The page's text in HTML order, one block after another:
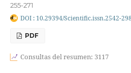
255-271
DOI : 10.29394/Scientific.issn.2542-
PDF
Consultas del resumen: 3117